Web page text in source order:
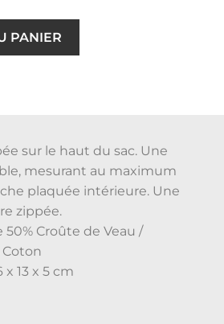
PANIER
sur le haut du sac. Une
mesurant au maximum
plaquée intérieure. Une
zippée.
50% Croûte de Veau /
Coton
x 13 x 5 cm